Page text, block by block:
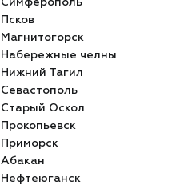
Симферополь
Псков
Магнитогорск
Набережные челны
Нижний Тагил
Севастополь
Старый Оскол
Прокопьевск
Приморск
Абакан
Нефтеюганск